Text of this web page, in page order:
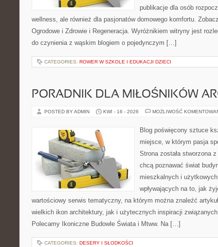
publikacje dla osób
wellness, ale również dla pasjonatów domowego komfortu.
Ogrodowe i Zdrowie i Regeneracja. Wyróżnikiem witryny jest
do czynienia z wąskim blogiem o pojedynczym […]
CATEGORIES: ROWER W SZKOLE I EDUKACJI DZIECI
PORADNIK DLA MIŁOŚNIKÓW
POSTED BY ADMIN KWI - 16 - 2026 MOŻLIWOŚĆ
Blog poświęcony sztuce
miejsce, w którym pasja
Strona została stworzona
chcą poznawać świat
mieszkalnych i
wpływających na to, jak
wartościowy serwis tematyczny, na którym można znaleźć
wielkich ikon architektury, jak i użytecznych inspiracji
Polecamy Ikoniczne Budowle Świata i Mtww. Na […]
CATEGORIES: DESERY I SŁODKOŚCI